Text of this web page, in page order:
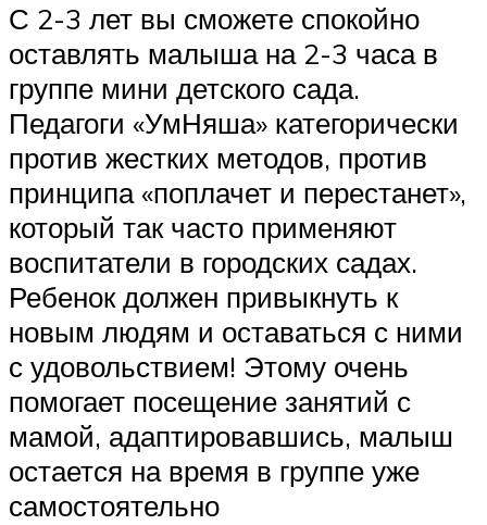
С 2-3 лет вы сможете спокойно
оставлять малыша на 2-3 часа в
группе мини детского сада.
Педагоги «УмНяша» категорически
против жестких методов, против
принципа «поплачет и перестанет»,
который так часто применяют
воспитатели в городских садах.
Ребенок должен привыкнуть к
новым людям и оставаться с ними
с удовольствием! Этому очень
помогает посещение занятий с
мамой, адаптировавшись, малыш
остается на время в группе уже
самостоятельно